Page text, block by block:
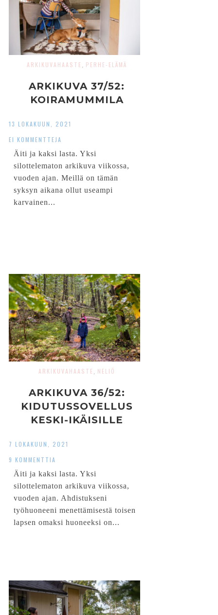
ARKIKUVAHAASTE PERHE-ELÄMÄ
ARKIKUVA 37/52:
KOIRAMUMMILA
13 LOKAKUUN, 2021
EI KOMMENTTEJA
Äiti ja kaksi lasta. Yksi
silottelematon arkikuva viikossa,
vuoden ajan. Meillä on tämän
syksyn aikana ollut useampi
karvainen...
ARKIKUVAHAASTE NELIÖ
ARKIKUVA 36/52:
KIDUTUSSOVELLUS
KESKI-IKÄISILLE
7 LOKAKUUN, 2021
9 KOMMENTTIA
Äiti ja kaksi lasta. Yksi
silottelematon arkikuva viikossa,
vuoden ajan. Ahdistukseni
työhuoneeni menettämisestä toisen
lapsen omaksi huoneeksi on...